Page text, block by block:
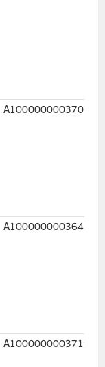
A100000000370087
A100000000364341
A100000000371654